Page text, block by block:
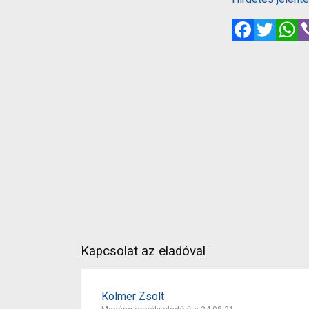
FacebookTwitter
Kapcsolat az eladóval
Kolmer Zsolt